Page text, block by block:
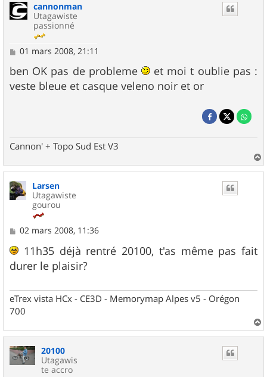
cannonman
Utagawiste
passionné
M
s
s
a
01 mars 2008, 21:11
ben OK pas de probleme
et moi t oublie pas :
veste bleue et casque veleno noir et or
Cannon' + Topo Sud Est V3
a
Larsen
Utagawiste
gourou
M
s
a
02 mars 2008, 11:36
11h35 déjà rentré 20100, t'as même pas fait
durer le plaisir?
eTrex vista HCx - CE3D - Memorymap Alpes v5 - Orégon
700
a
20100
Utagawis
te accro